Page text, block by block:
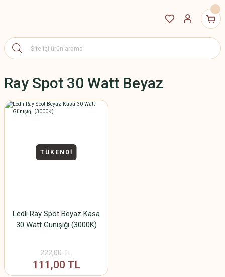
Ray Spot 30 Watt Beyaz
TÜKENDİ
Ledli Ray Spot Beyaz Kasa
30 Watt Günışığı (3000K)
222,00 TL
111,00 TL